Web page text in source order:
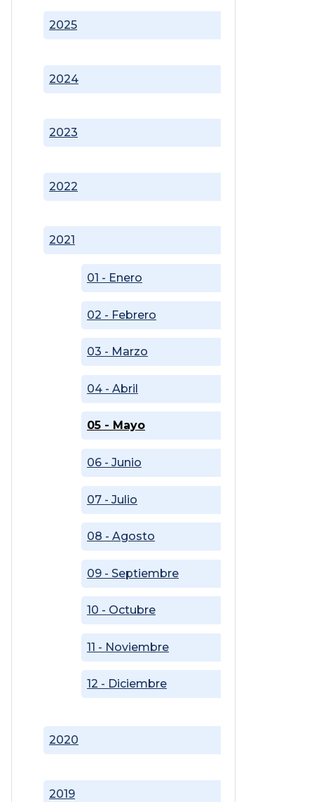
2019
2020
2021
01 - Enero
02 - Febrero
03 - Marzo
04 - Abril
05 - Mayo
06 - Junio
07 - Julio
08 - Agosto
09 - Septiembre
10 - Octubre
11 - Noviembre
12 - Diciembre
2022
2023
2024
2025